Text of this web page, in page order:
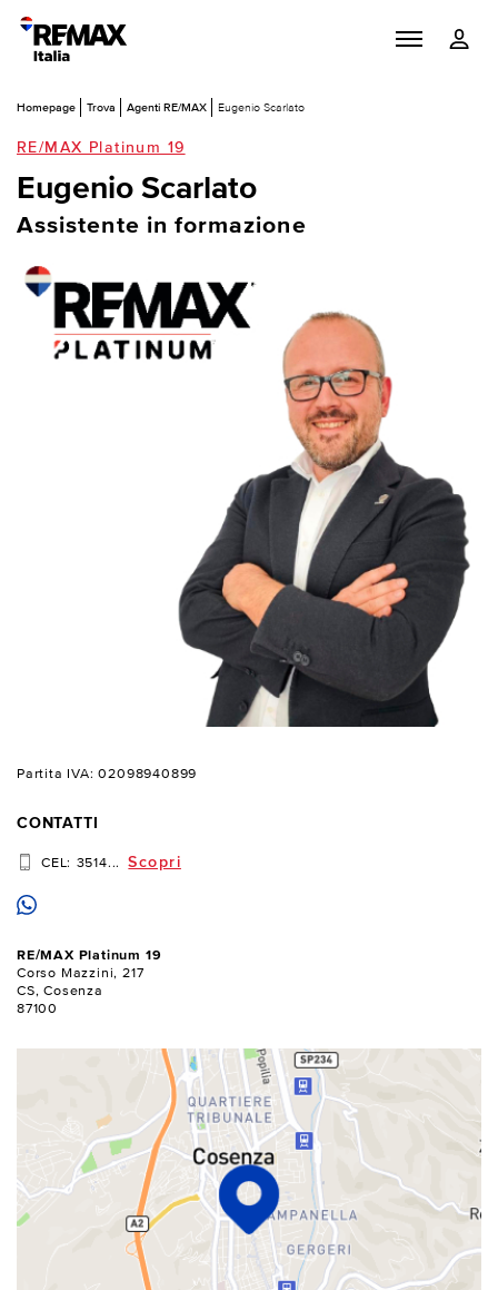
Homepage Trova Agenti RE/MAX Eugenio Scarlato
RE/MAX Platinum 19
Eugenio Scarlato
Assistente in formazione
Partita IVA: 02098940899
CONTATTI
CEL: 3514... Scopri
RE/MAX Platinum 19
Corso Mazzini, 217
CS, Cosenza
87100